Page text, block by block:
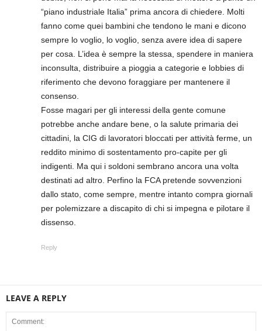
“piano industriale Italia” prima ancora di chiedere. Molti
fanno come quei bambini che tendono le mani e dicono
sempre lo voglio, lo voglio, senza avere idea di sapere
per cosa. L’idea è sempre la stessa, spendere in maniera
inconsulta, distribuire a pioggia a categorie e lobbies di
riferimento che devono foraggiare per mantenere il
consenso.
Fosse magari per gli interessi della gente comune
potrebbe anche andare bene, o la salute primaria dei
cittadini, la CIG di lavoratori bloccati per attività ferme, un
reddito minimo di sostentamento pro-capite per gli
indigenti. Ma qui i soldoni sembrano ancora una volta
destinati ad altro. Perfino la FCA pretende sovvenzioni
dallo stato, come sempre, mentre intanto compra giornali
per polemizzare a discapito di chi si impegna e pilotare il
dissenso.
Reply
LEAVE A REPLY